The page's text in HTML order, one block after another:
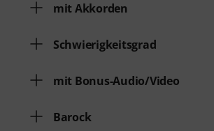
mit Akkorden
Schwierigkeitsgrad
mit Bonus-Audio/Video
Barock